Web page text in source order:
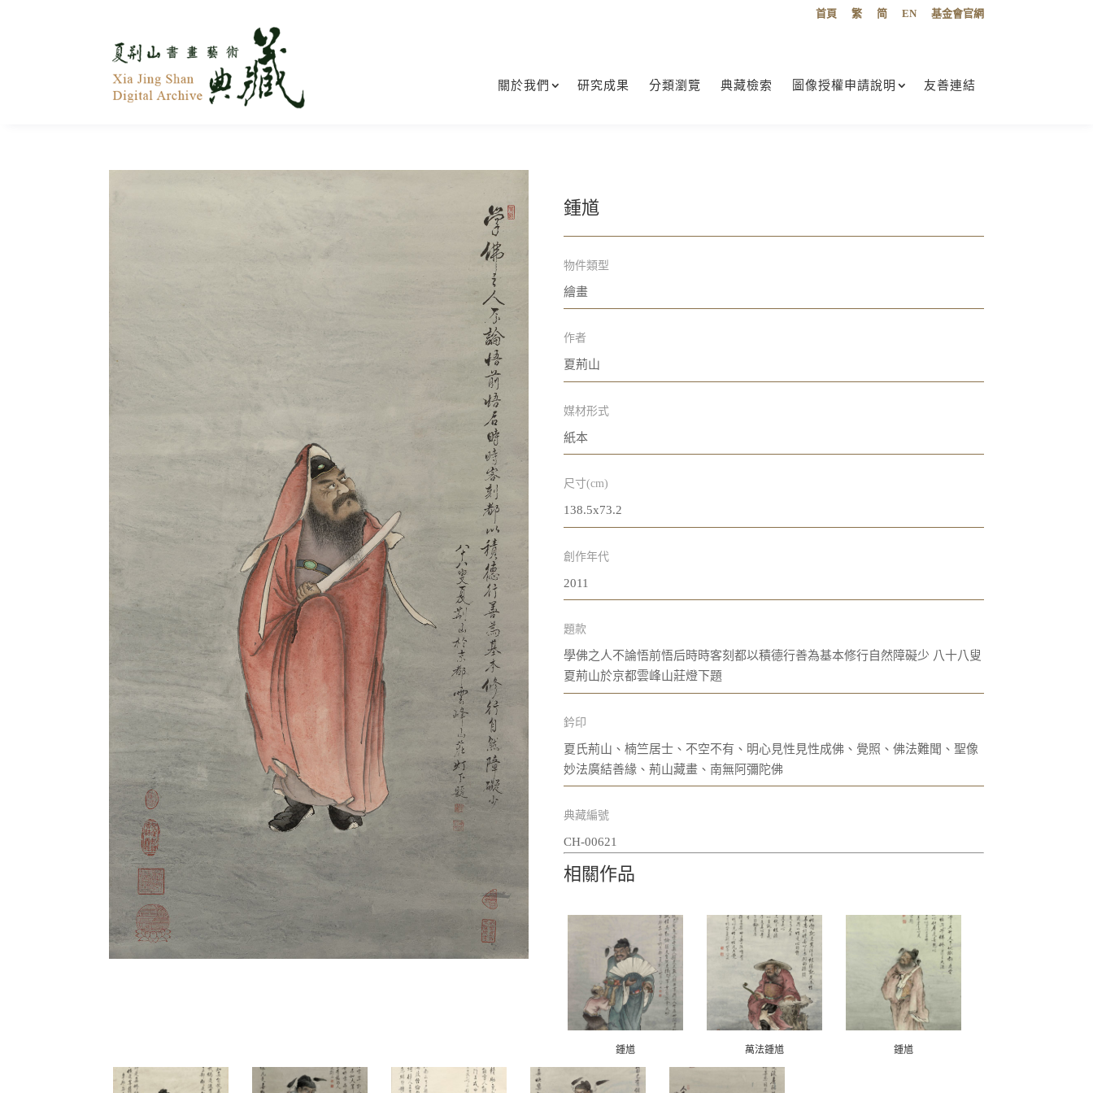
首頁 繁 简 EN 基金會官網
關於我們 研究成果 分類瀏覽 典藏檢索 圖像授權申請說明 友善連結
鍾馗
物件類型
繪畫
作者
夏荊山
媒材形式
紙本
尺寸(cm)
138.5x73.2
創作年代
2011
題款
學佛之人不論悟前悟后時時客刻都以積德行善為基本修行自然障礙少 八十八叟
夏荊山於京都雲峰山莊燈下題
鈐印
夏氏荊山、楠竺居士、不空不有、明心見性見性成佛、覺照、佛法難聞、聖像
妙法廣結善緣、荊山藏畫、南無阿彌陀佛
典藏編號
CH-00621
相關作品
鍾馗 萬法鍾馗 鍾馗